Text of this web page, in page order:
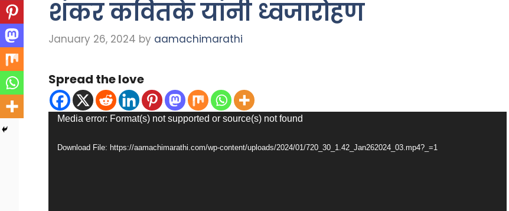
शंकर कवितके यांनी ध्वजारोहण
January 26, 2024 by aamachimarathi
Spread the love
Video
Media error: Format(s) not supported or source(s) not found
Download File: https://aamachimarathi.com/wp-content/uploads/2024/01/720_30_1.42_Jan262024_03.mp4?_=1